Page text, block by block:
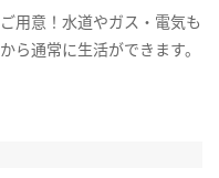
用意！水道やガス・電気も
ら通常に生活ができます。